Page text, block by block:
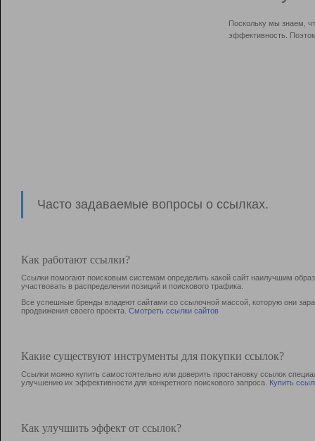
Поскольку мы знаем,
эффективность.
Часто задаваемые вопросы о ссылках.
Как работают ссылки?
Ссылки помогают поисковым системам определить какой сайт наилучшим
участвовать в раcпределении позиций и поискового трафика.
Все успешные бренды владеют сайтами со ссылочной массой, которую они
продвижения своего проекта. Смотреть ссылки сайтов
Какие существуют инструменты для покупки ссылок?
Ссылки можно купить самостоятельно или доверить простановку ссылок
улучшению их эффективности для конкретного поискового запроса. Купить
Как улучшить эффект от ссылок?